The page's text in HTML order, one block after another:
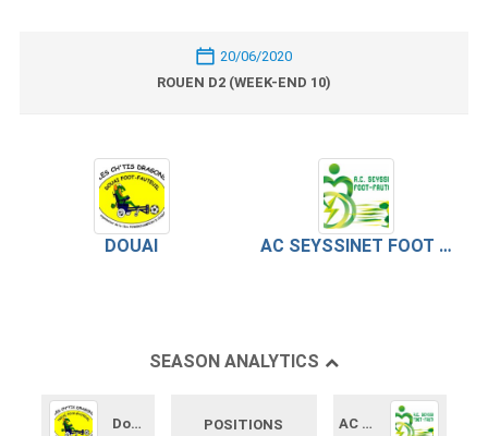
20/06/2020
ROUEN D2 (WEEK-END 10)
DOUAI AC SEYSSINET FOOT FAUTEUIL
SEASON ANALYTICS
Douai POSITIONS AC Seyssinet Foot Fauteuil